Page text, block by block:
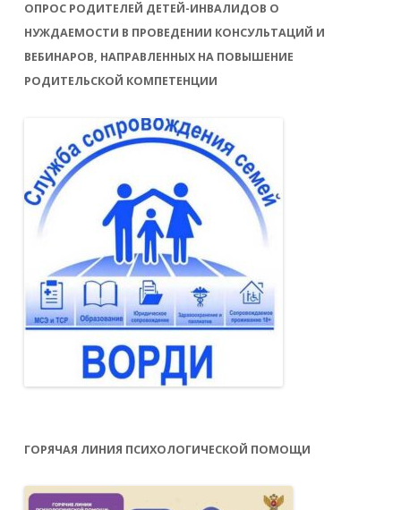
ОПРОС РОДИТЕЛЕЙ ДЕТЕЙ-ИНВАЛИДОВ О
НУЖДАЕМОСТИ В ПРОВЕДЕНИИ КОНСУЛЬТАЦИЙ И
ВЕБИНАРОВ, НАПРАВЛЕННЫХ НА ПОВЫШЕНИЕ
РОДИТЕЛЬСКОЙ КОМПЕТЕНЦИИ
ГОРЯЧАЯ ЛИНИЯ ПСИХОЛОГИЧЕСКОЙ ПОМОЩИ